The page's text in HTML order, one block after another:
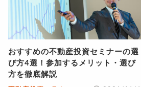
おすすめの不動産投資セミナーの選
び方4選！参加するメリット・選び
方を徹底解説